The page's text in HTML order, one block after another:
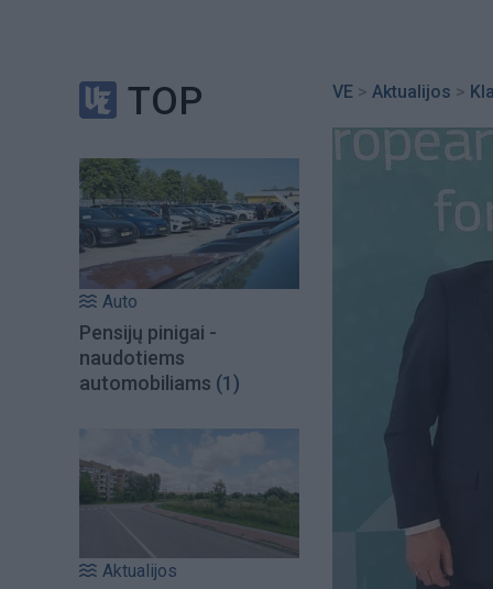
TOP
Auto
Pensijų pinigai -
naudotiems
automobiliams (1)
Aktualijos
VE > Aktualijos >